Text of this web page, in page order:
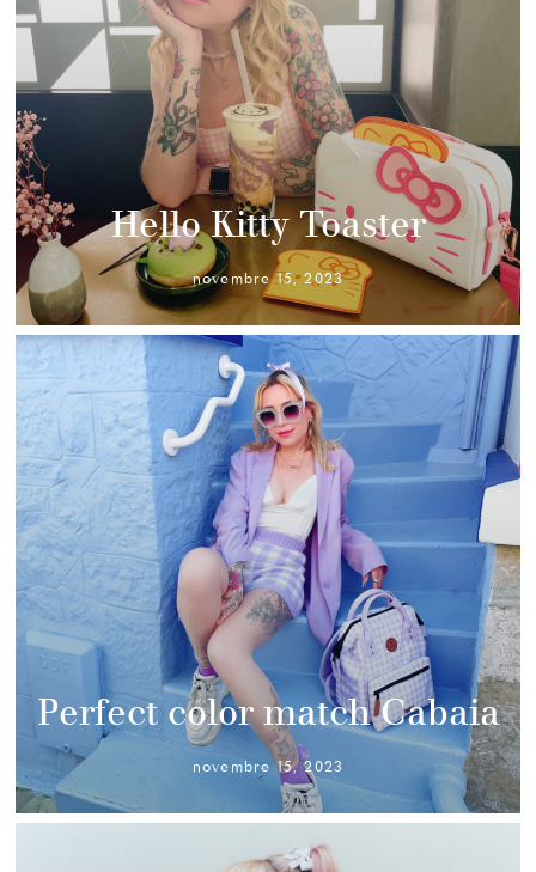
Hello Kitty Toaster
novembre 15, 2023
Perfect color match Cabaia
novembre 15, 2023